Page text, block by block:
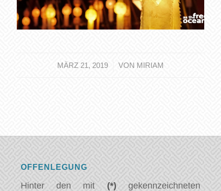
MÄRZ 21, 2019
/ VON MIRIAM
OFFENLEGUNG
Hinter den mit (*) gekennzeichneten